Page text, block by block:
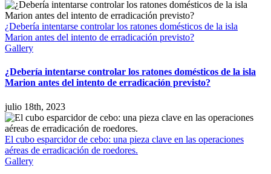
¿Debería intentarse controlar los ratones domésticos de la isla
Marion antes del intento de erradicación previsto?
Gallery
¿Debería intentarse controlar los ratones domésticos de la isla
Marion antes del intento de erradicación previsto?
julio 18th, 2023
El cubo esparcidor de cebo: una pieza clave en las operaciones
aéreas de erradicación de roedores.
Gallery